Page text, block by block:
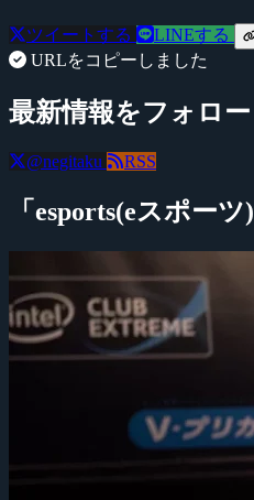
ツイートする LINEする
URLをコピーしました
最新情報をフォロー
@negitaku RSS
「esports(eスポー